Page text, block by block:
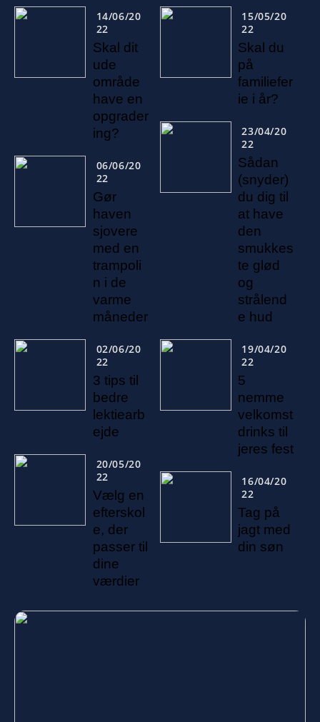
14/06/20
22
Skal dit
ude
område
have en
opgrader
ing?
06/06/20
22
Gør
haven
sjovere
med en
trampoli
n i de
varme
måneder
02/06/20
22
3 tips til
bedre
lektiearb
ejde
20/05/20
22
Vælg en
efterskol
e, der
passer til
dine
værdier
15/05/20
22
Skal du
på
familiefer
ie i år?
23/04/20
22
Sådan
(snyder)
du dig til
at have
den
smukkes
te glød
og
strålend
e hud
19/04/20
22
5
nemme
velkomst
drinks til
jeres fest
16/04/20
22
Tag på
jagt med
din søn